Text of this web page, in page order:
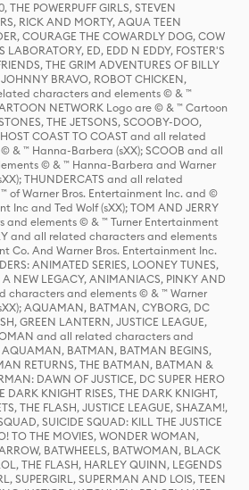
THE POWERPUFF GIRLS, STEVEN
RICK AND MORTY, AQUA TEEN
COURAGE THE COWARDLY DOG, COW
LABORATORY, ED, EDD N EDDY, FOSTER'S
THE GRIM ADVENTURES OF BILLY
BRAVO, ROBOT CHICKEN,
characters and elements © & ™
NETWORK Logo are © & ™ Cartoon
THE JETSONS, SCOOBY-DOO,
COAST TO COAST and all related
& ™ Hanna-Barbera (sXX); SCOOB and all
© & ™ Hanna-Barbera and Warner
THUNDERCATS and all related
of Warner Bros. Entertainment Inc. and ©
Inc and Ted Wolf (sXX); TOM AND JERRY
elements © & ™ Turner Entertainment
and all related characters and elements
Co. And Warner Bros. Entertainment Inc.
ANIMATED SERIES, LOONEY TUNES,
NEW LEGACY, ANIMANIACS, PINKY AND
characters and elements © & ™ Warner
AQUAMAN, BATMAN, CYBORG, DC
GREEN LANTERN, JUSTICE LEAGUE,
and all related characters and
BATMAN, BATMAN BEGINS,
RETURNS, THE BATMAN, BATMAN &
DAWN OF JUSTICE, DC SUPER HERO
DARK KNIGHT RISES, THE DARK KNIGHT,
THE FLASH, JUSTICE LEAGUE, SHAZAM!,
SUICIDE SQUAD: KILL THE JUSTICE
TO THE MOVIES, WONDER WOMAN,
BATWHEELS, BATWOMAN, BLACK
THE FLASH, HARLEY QUINN, LEGENDS
SUPERGIRL, SUPERMAN AND LOIS, TEEN